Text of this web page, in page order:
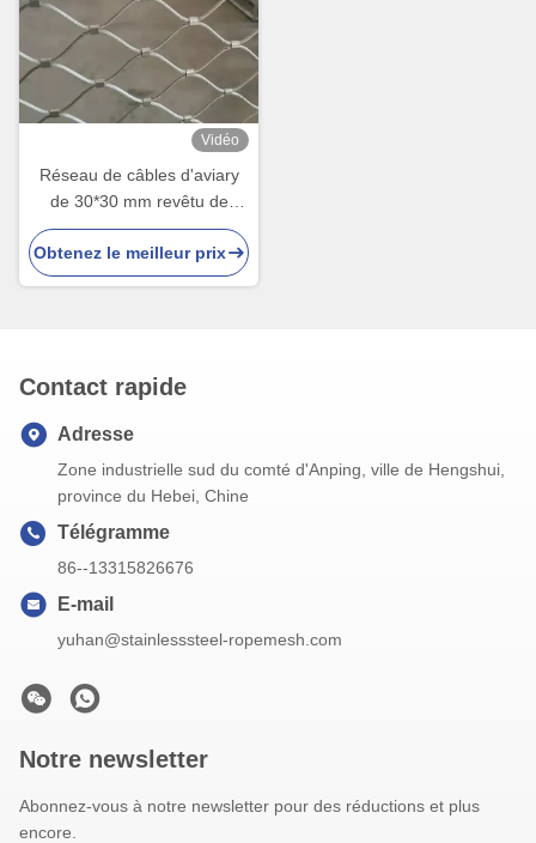
Vidéo
Réseau de câbles d'aviary
de 30*30 mm revêtu de
PVC, de poids léger, de 1,5
mm de diamètre pour les
cages d'oiseaux
Obtenez le meilleur prix
Contact rapide
Adresse
Zone industrielle sud du comté d'Anping, ville de Hengshui,
province du Hebei, Chine
Télégramme
86--13315826676
E-mail
yuhan@stainlesssteel-ropemesh.com
Notre newsletter
Abonnez-vous à notre newsletter pour des réductions et plus
encore.